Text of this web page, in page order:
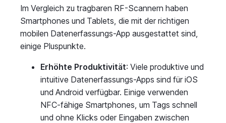
Im Vergleich zu tragbaren RF-Scannern haben
Smartphones und Tablets, die mit der richtigen
mobilen Datenerfassungs-App ausgestattet sind,
einige Pluspunkte.
Erhöhte Produktivität: Viele produktive und
intuitive Datenerfassungs-Apps sind für iOS
und Android verfügbar. Einige verwenden
NFC-fähige Smartphones, um Tags schnell
und ohne Klicks oder Eingaben zwischen